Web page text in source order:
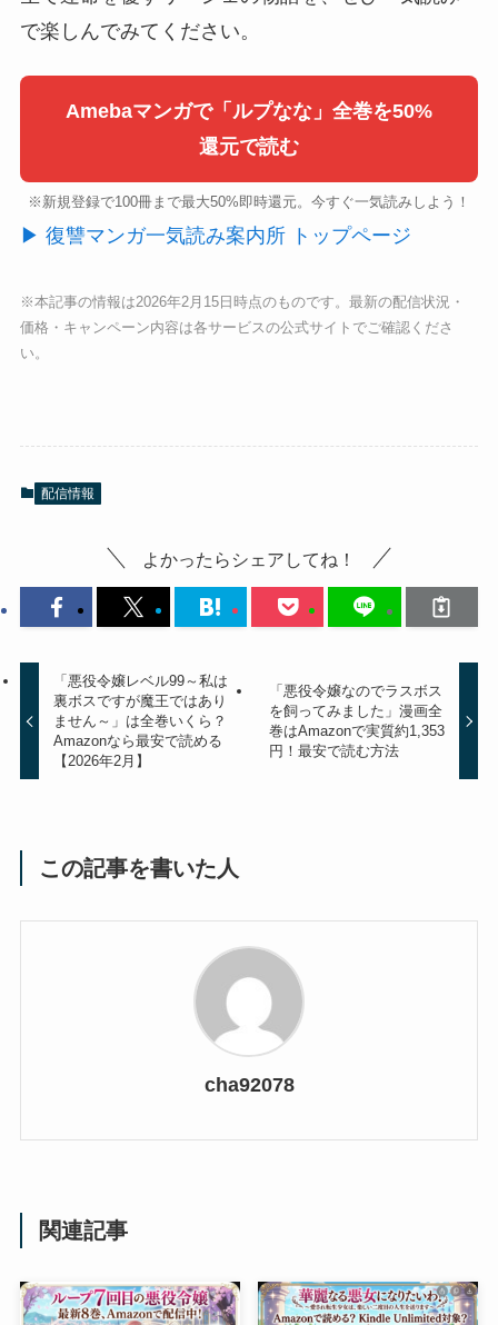
で楽しんでみてください。
Amebaマンガで「ルプなな」全巻を50%
還元で読む
※新規登録で100冊まで最大50%即時還元。今すぐ一気読みしよう！
▶ 復讐マンガ一気読み案内所 トップページ
※本記事の情報は2026年2月15日時点のものです。最新の配信状況・
価格・キャンペーン内容は各サービスの公式サイトでご確認くださ
い。
配信情報
よかったらシェアしてね！
「悪役令嬢レベル99～私は
裏ボスですが魔王ではあり
ません～」は全巻いくら？
Amazonなら最安で読める
【2026年2月】
「悪役令嬢なのでラスボス
を飼ってみました」漫画全
巻はAmazonで実質約1,353
円！最安で読む方法
この記事を書いた人
cha92078
関連記事